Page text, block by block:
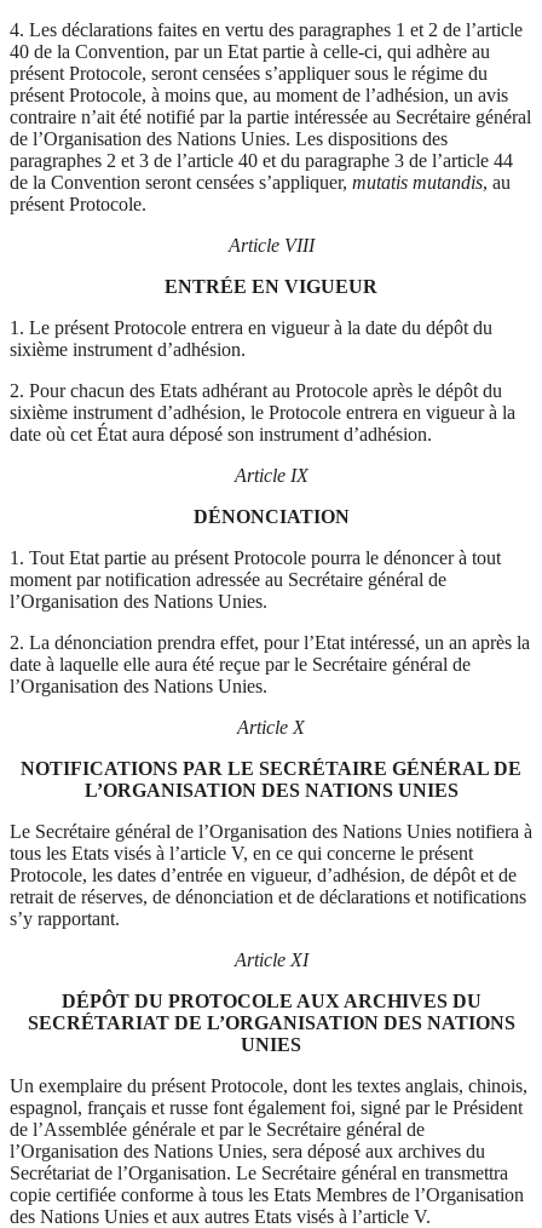
4. Les déclarations faites en vertu des paragraphes 1 et 2 de l’article
40 de la Convention, par un Etat partie à celle-ci, qui adhère au
présent Protocole, seront censées s’appliquer sous le régime du
présent Protocole, à moins que, au moment de l’adhésion, un avis
contraire n’ait été notifié par la partie intéressée au Secrétaire général
de l’Organisation des Nations Unies. Les dispositions des
paragraphes 2 et 3 de l’article 40 et du paragraphe 3 de l’article 44
de la Convention seront censées s’appliquer, mutatis mutandis, au
présent Protocole.
Article VIII
ENTRÉE EN VIGUEUR
1. Le présent Protocole entrera en vigueur à la date du dépôt du
sixième instrument d’adhésion.
2. Pour chacun des Etats adhérant au Protocole après le dépôt du
sixième instrument d’adhésion, le Protocole entrera en vigueur à la
date où cet État aura déposé son instrument d’adhésion.
Article IX
DÉNONCIATION
1. Tout Etat partie au présent Protocole pourra le dénoncer à tout
moment par notification adressée au Secrétaire général de
l’Organisation des Nations Unies.
2. La dénonciation prendra effet, pour l’Etat intéressé, un an après la
date à laquelle elle aura été reçue par le Secrétaire général de
l’Organisation des Nations Unies.
Article X
NOTIFICATIONS PAR LE SECRÉTAIRE GÉNÉRAL DE
L’ORGANISATION DES NATIONS UNIES
Le Secrétaire général de l’Organisation des Nations Unies notifiera à
tous les Etats visés à l’article V, en ce qui concerne le présent
Protocole, les dates d’entrée en vigueur, d’adhésion, de dépôt et de
retrait de réserves, de dénonciation et de déclarations et notifications
s’y rapportant.
Article XI
DÉPÔT DU PROTOCOLE AUX ARCHIVES DU
SECRÉTARIAT DE L’ORGANISATION DES NATIONS
UNIES
Un exemplaire du présent Protocole, dont les textes anglais, chinois,
espagnol, français et russe font également foi, signé par le Président
de l’Assemblée générale et par le Secrétaire général de
l’Organisation des Nations Unies, sera déposé aux archives du
Secrétariat de l’Organisation. Le Secrétaire général en transmettra
copie certifiée conforme à tous les Etats Membres de l’Organisation
des Nations Unies et aux autres Etats visés à l’article V.